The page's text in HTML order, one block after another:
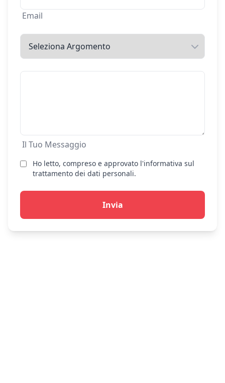
Email
Il Tuo Messaggio
Ho letto, compreso e approvato l'informativa sul
trattamento dei dati personali.
Invia